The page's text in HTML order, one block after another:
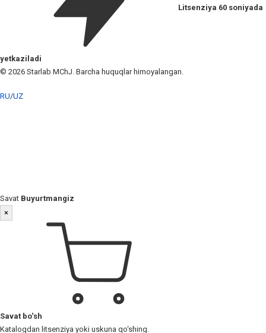
Litsenziya 60 soniyada
yetkaziladi
© 2026 Starlab MChJ. Barcha huquqlar himoyalangan.
RU/UZ
Savat Buyurtmangiz
×
Savat bo‘sh
Katalogdan litsenziya yoki uskuna qo‘shing.